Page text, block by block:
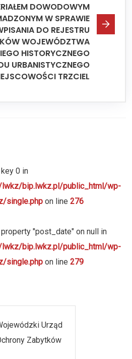
DOWODOWYM
W SPRAWIE
DO REJESTRU
WOJEWÓDZTWA
HISTORYCZNEGO
URBANISTYCZNEGO
TRZCIEL
0 in
bip.lwkz.pl/public_html/wp-
single.php on line 276
"post_date" on null in
bip.lwkz.pl/public_html/wp-
single.php on line 279
Urząd
Zabytków